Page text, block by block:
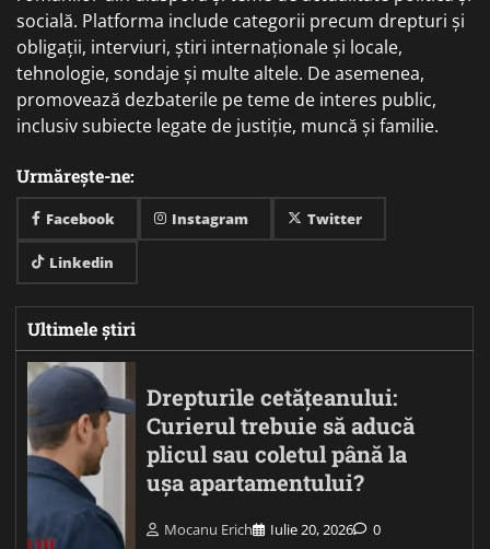
socială. Platforma include categorii precum drepturi și
obligații, interviuri, știri internaționale și locale,
tehnologie, sondaje și multe altele. De asemenea,
promovează dezbaterile pe teme de interes public,
inclusiv subiecte legate de justiție, muncă și familie.
Urmărește-ne:
Facebook Instagram Twitter
Linkedin
Ultimele știri
Drepturile cetățeanului:
Curierul trebuie să aducă
plicul sau coletul până la
ușa apartamentului?
Mocanu Erich Iulie 20, 2026 0